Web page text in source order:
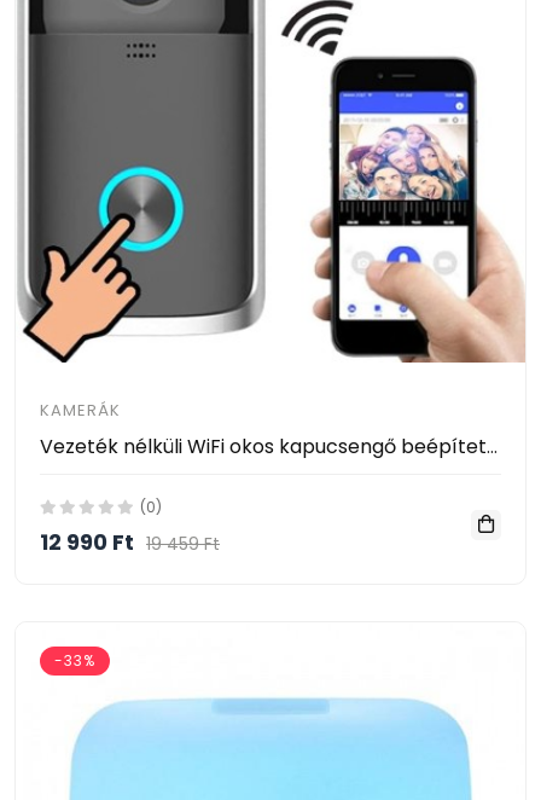
KAMERÁK
Vezeték nélküli WiFi okos kapucsengő beépített HD kamerával X SMART HOME
(0)
12 990 Ft 19 459 Ft
-33%